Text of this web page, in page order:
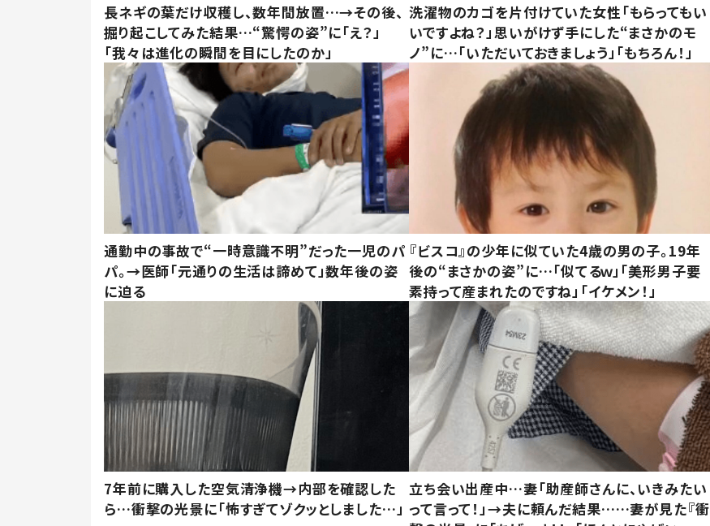
長ネギの葉だけ収穫し、数年間放置…→その後、
掘り起こしてみた結果…“驚愕の姿”に「え？」
「我々は進化の瞬間を目にしたのか」
洗濯物のカゴを片付けていた女性「もらってもい
いですよね？」思いがけず手にした“まさかのモ
ノ”に…「いただいておきましょう」「もちろん！」
通勤中の事故で“一時意識不明”だった一児のパ
パ。→医師「元通りの生活は諦めて」数年後の姿
に迫る
『ビスコ』の少年に似ていた4歳の男の子。19年
後の“まさかの姿”に…「似てるｗ」「美形男子要
素持って産まれたのですね」「イケメン！」
7年前に購入した空気清浄機→内部を確認した
ら…衝撃の光景に「怖すぎてゾクッとしました…」
立ち会い出産中…妻「助産師さんに、いきみたい
って言って！」→夫に頼んだ結果……妻が見た『衝